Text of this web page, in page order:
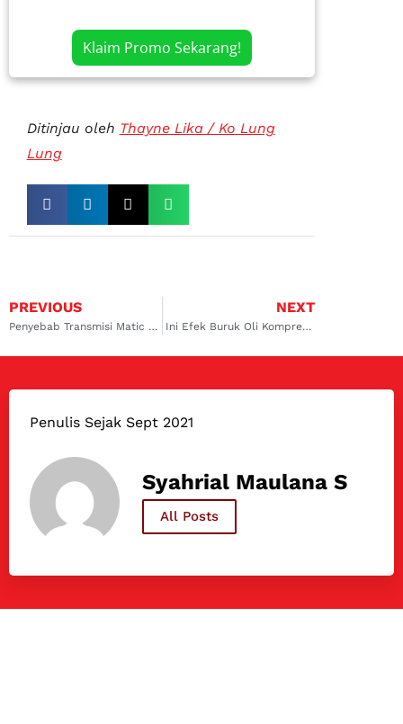
Klaim Promo Sekarang!
Ditinjau oleh Thayne Lika / Ko Lung
Lung
PREVIOUS
Penyebab Transmisi Matic Overheat serta Solusinya
NEXT
Ini Efek Buruk Oli Kompresor AC Mobil Jarang Diganti
Penulis Sejak Sept 2021
Syahrial Maulana S
All Posts